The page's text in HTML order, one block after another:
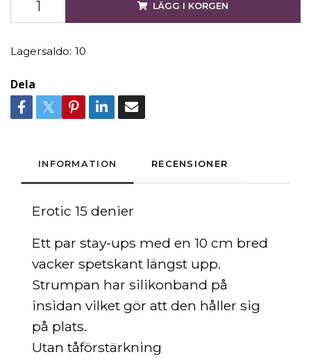
LÄGG I KORGEN
Lagersaldo: 10
Dela
INFORMATION RECENSIONER
Erotic 15 denier
Ett par stay-ups med en 10 cm bred
vacker spetskant längst upp.
Strumpan har silikonband på
insidan vilket gör att den håller sig
på plats.
Utan tåförstärkning